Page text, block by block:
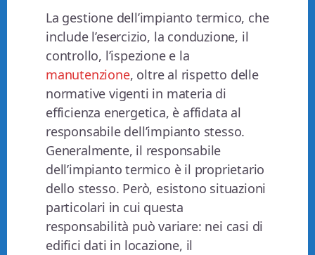
La gestione dell’impianto termico, che
include l’esercizio, la conduzione, il
controllo, l’ispezione e la
manutenzione, oltre al rispetto delle
normative vigenti in materia di
efficienza energetica, è affidata al
responsabile dell’impianto stesso.
Generalmente, il responsabile
dell’impianto termico è il proprietario
dello stesso. Però, esistono situazioni
particolari in cui questa
responsabilità può variare: nei casi di
edifici dati in locazione, il